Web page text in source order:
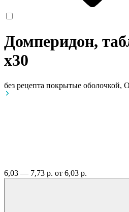
Домперидон,
x30
без рецепта покрытые оболочкой,
6,03 — 7,73 р. от 6,03 р.